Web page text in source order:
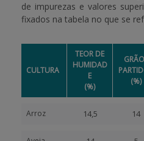
de impurezas e valores
fixados na tabela no que se
CULTURA
TEOR DE
HUMIDAD
E
(%)
(%)
Arroz 14,5 14